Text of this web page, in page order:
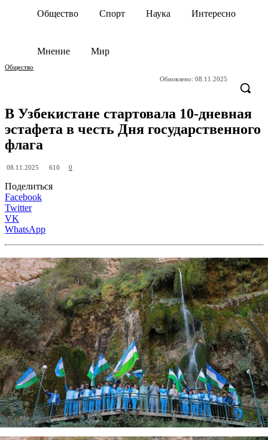
Общество Спорт Наука Интересно
Мнение Мир
Общество
Обновлено: 08.11.2025
В Узбекистане стартовала 10-дневная
эстафета в честь Дня государственного
флага
08.11.2025 610 0
Поделиться
Facebook
Twitter
VK
WhatsApp